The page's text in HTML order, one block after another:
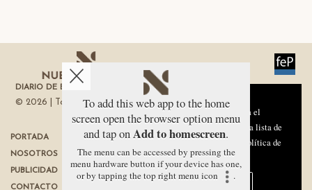
DIARIO DE ECONOMÍA DE LA REGIÓN DE MURCIA
© 2026 | Todos los derechos reservados
PORTADA
NOSOTROS
PUBLICIDAD
CONTACTO
TÉRMINOS DE USO
PROTECCIÓN DE DATOS
POLÍTICA DE COOKIES
To add this web app to the home
screen open the browser option menu
and tap onAdd to homescreen.
The menu can be accessed by pressing the
menu hardware button if your device has one,
or by tapping the top right menu icon
.
Aviso sobre el Uso de cookies:
Utilizamos cookies nuestras y de terceros para el
funcionamiento del digital. Puedes consultar la lista de
cookies y como desconectarlas.Ver nuestra Política de
Privacidad y Cookies
Aceptar Cookies
Personalizar